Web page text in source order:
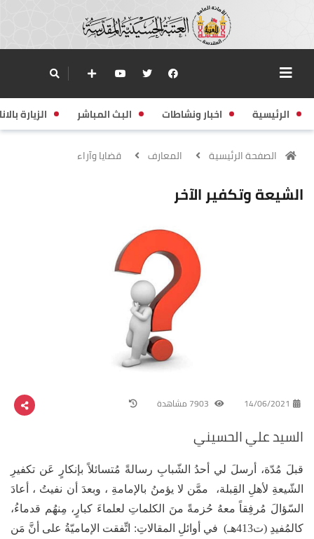
الرئيسية اخبار ونشاطات البث المباشر الزيارة
الصفحة الرئيسية المعارف قضايا وآراء
الشيعة وتكفير الآخر
14/06/2021
السيد علي الحسيني
قبلَ مُدّة، أرسلَ لي أحدُ الشّبابِ رسالةً مُتسائلاً بإنكارٍ عَن تكفيرِ
الشّيعةِ لأهلِ القِبلة، ممَّن لا يؤمنُ بالإمامةِ ، وبعدَ أن نفيتُ ، أعادَ
السّؤالَ مُرفِقاً معهُ حُزمةً منَ الكلماتِ لعلماءَ كبارٍ، مِنهُم قدماءُ،
كالمُفيدِ (ت413هـ) في أوائلِ المقالاتِ: اتِّفقت الإماميّةُ على أنَّ مَن